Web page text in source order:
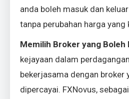
anda boleh masuk dan
tanpa perubahan harga yang
Memilih Broker yang Boleh
kejayaan dalam
bekerjasama dengan broker
dipercayai. FXNovus,